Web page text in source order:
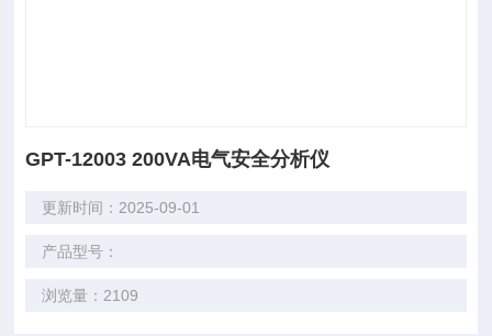
GPT-12003 200VA电气安全分析仪
更新时间：2025-09-01
产品型号：
浏览量：2109